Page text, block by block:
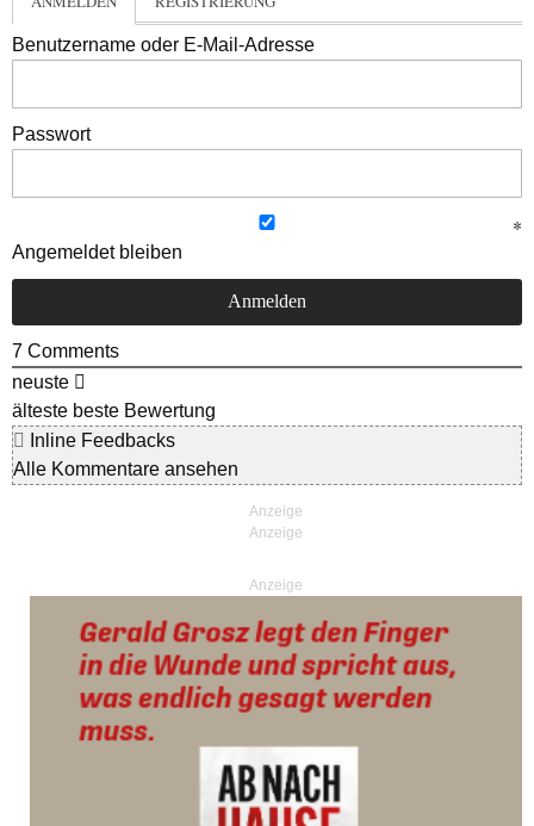
Benutzername oder E-Mail-Adresse
Passwort
Angemeldet bleiben
7 Comments
neuste
älteste beste Bewertung
Inline Feedbacks
Alle Kommentare ansehen
Anzeige